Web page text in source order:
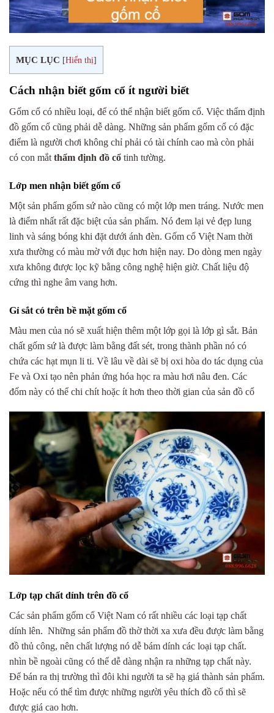
MỤC LỤC [Hiển thị]
Cách nhận biết gốm cổ ít người biết
Gốm cổ có nhiều loại, để có thể nhận biết gốm cổ. Việc thẩm định
đồ gốm cổ cũng phải dễ dàng. Những sản phẩm gốm cổ có đặc
điểm là người chơi không chỉ phải có tài chính cao mà còn phải
có con mắt thẩm định đồ cổ tinh tường.
Lớp men nhận biết gốm cổ
Một sản phẩm gốm sứ nào cũng có một lớp men tráng. Nước men
là điểm nhất rất đặc biệt của sản phẩm. Nó đem lại vẻ đẹp lung
linh và sáng bóng khi đặt dưới ánh đèn. Gốm cổ Việt Nam thời
xưa thường có màu mờ với đục hơn hiện nay. Do dòng men ngày
xưa không được lọc kỹ bằng công nghệ hiện giờ. Chất liệu độ
cứng thì nghe âm vang hơn.
Gỉ sắt có trên bề mặt gốm cổ
Màu men của nó sẽ xuất hiện thêm một lớp gọi là lớp gì sắt. Bản
chất gốm sứ là được làm bằng đất sét, trong thành phần nó có
chứa các hạt mụn li ti. Về lâu về dài sẽ bị oxi hòa do tác dụng của
Fe và Oxi tạo nên phản ứng hóa học ra màu hơi nâu đen. Các
đốm này có thể chi chít hoặc ít hơn theo thời gian của sản đồ cổ
Lớp tạp chất dính trên đồ cổ
Các sản phẩm gốm cổ Việt Nam có rất nhiều các loại tạp chất
dính lên. Những sản phẩm đồ thờ thời xa xưa đều được làm bằng
đồ thủ công, nên chất lượng nó dễ bám dính các loại tạp chất.
nhìn bề ngoài cũng có thể dễ dàng nhận ra những tạp chất này.
Để bán ra thị trường thì đôi khi người ta sẽ hạ giá thành sản phẩm.
Hoặc nếu có thể tìm được những người yêu thích đồ cổ thì sẽ
được giá cao hơn.